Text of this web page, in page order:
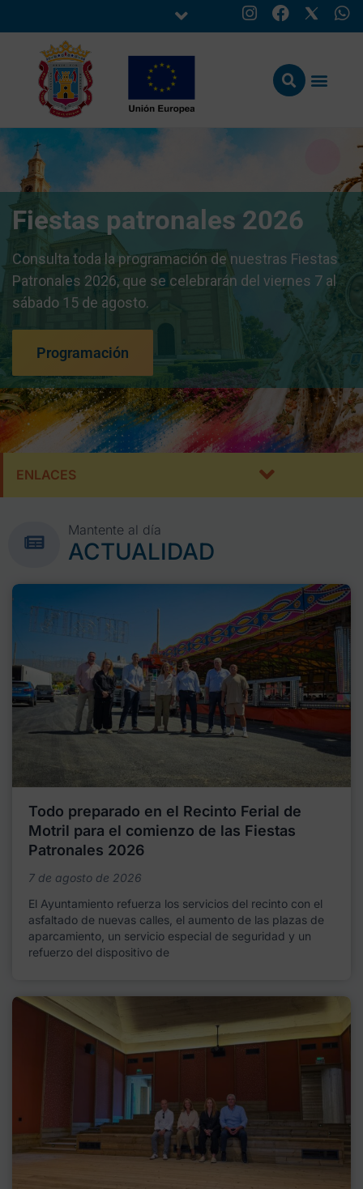
Fiestas patronales 2026
Consulta toda la programación de nuestras Fiestas
Patronales 2026, que se celebrarán del viernes 7 al
sábado 15 de agosto.
Programación
ENLACES
Mantente al día
ACTUALIDAD
Todo preparado en el Recinto Ferial de
Motril para el comienzo de las Fiestas
Patronales 2026
7 de agosto de 2026
El Ayuntamiento refuerza los servicios del recinto con el
asfaltado de nuevas calles, el aumento de las plazas de
aparcamiento, un servicio especial de seguridad y un
refuerzo del dispositivo de